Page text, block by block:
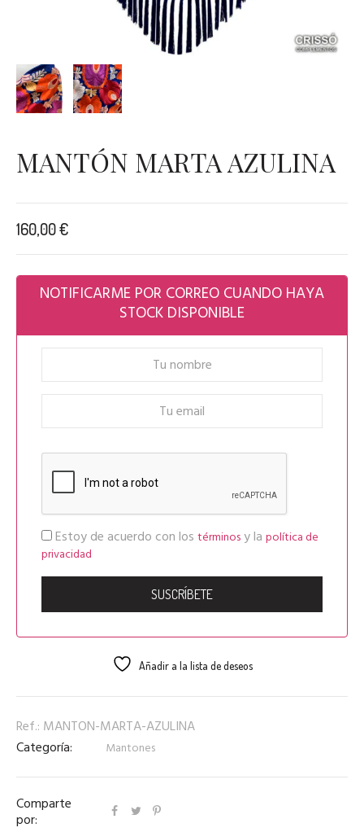
MANTÓN MARTA AZULINA
160,00€
NOTIFICARME POR CORREO CUANDO HAYA
STOCK DISPONIBLE
Estoy de acuerdo con los términosy la política de
privacidad
Añadir a la lista de deseos
Ref.: MANTON-MARTA-AZULINA
Categoría:
Mantones
Comparte
por: